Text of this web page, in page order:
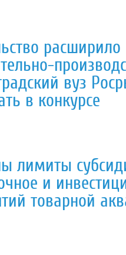
вуз
в конкурсе
лимиты
и
товарной